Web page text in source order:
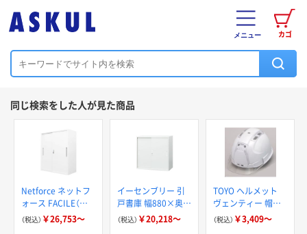
カゴ
メニュー
同じ検索をした人が見た商品
Netforce ネットフ
ォース FACILE（フ
ァシル）シリーズ 引
戸書庫 シリンダー
（税込） ￥26,753～
イーセンブリー 引
戸書庫 幅880×奥行
400mm スチール書
庫 キャビネット オ
（税込） ￥20,218～
TOYO ヘルメット
ヴェンティー 帽体/
白 390F-OT トーヨ
ーセフティー
（税込） ￥3,409～